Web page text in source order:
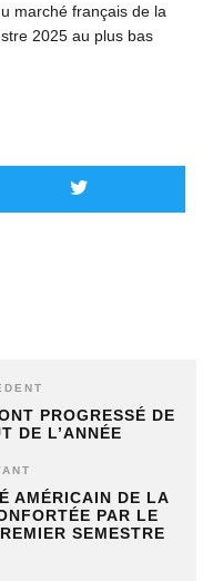
marché français de la
2025 au plus bas
PROGRESSÉ DE
DE L’ANNÉE
AMÉRICAIN DE LA
PAR LE
SEMESTRE